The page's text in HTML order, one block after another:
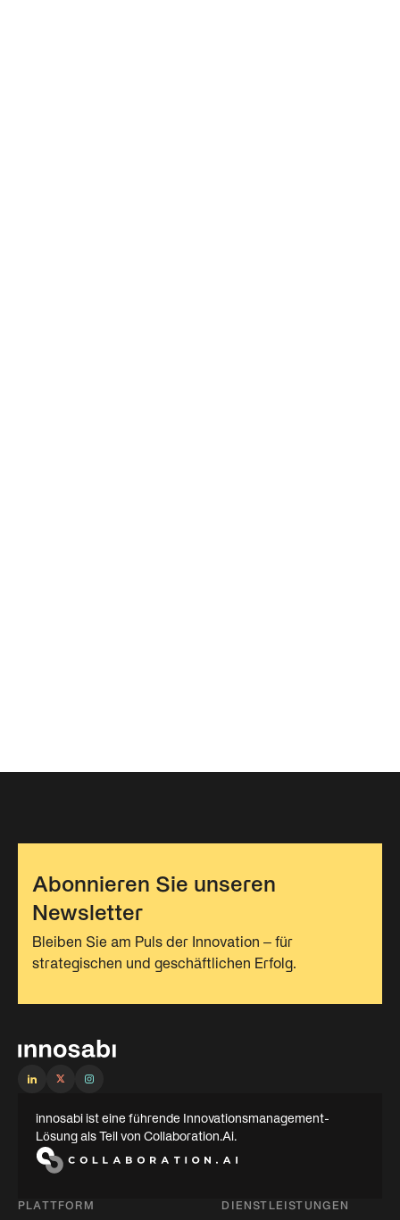
Abonnieren Sie unseren
Newsletter
Bleiben Sie am Puls der Innovation – für
strategischen und geschäftlichen Erfolg.
innosabi ist eine führende Innovationsmanagement-
Lösung als Teil von Collaboration.Ai.
PLATTFORM DIENSTLEISTUNGEN